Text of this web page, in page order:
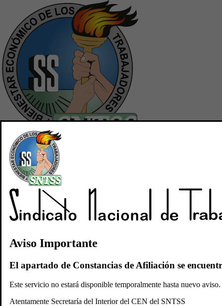
Inicio
Quiénes Somos
Aviso Importante
El apartado de Constancias de Afiliación se
Este servicio no estará disponible temporalmente hasta nuevo
Atentamente Secretaría del Interior del CEN del SNTSS